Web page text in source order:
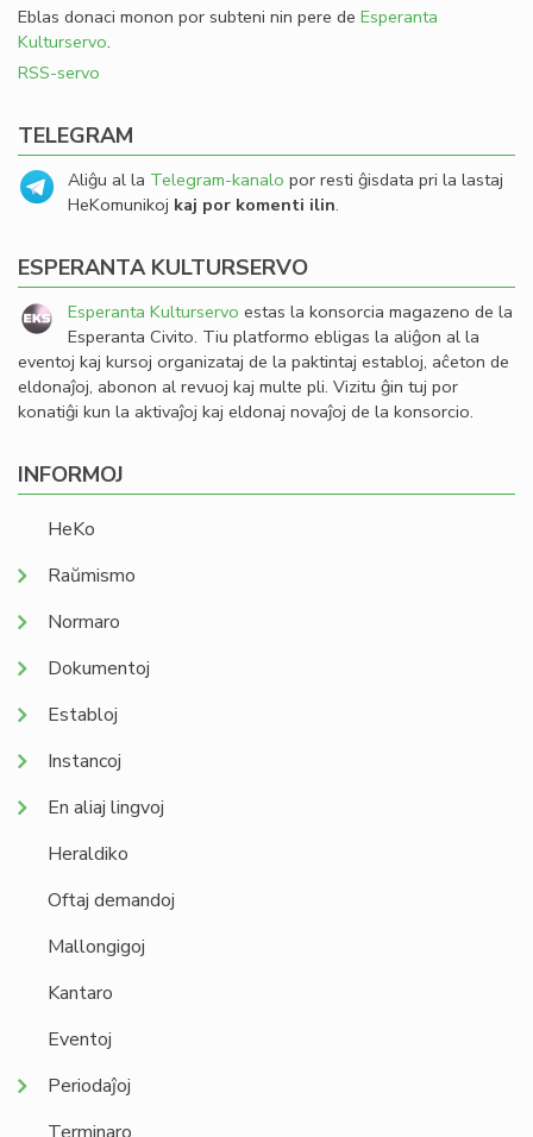
Eblas donaci monon por subteni nin pere de Esperanta
Kulturservo.
RSS-servo
TELEGRAM
Aliĝu al la Telegram-kanalo por resti ĝisdata pri la lastaj
HeKomunikoj kaj por komenti ilin.
ESPERANTA KULTURSERVO
Esperanta Kulturservo estas la konsorcia magazeno de la
Esperanta Civito. Tiu platformo ebligas la aliĝon al la
eventoj kaj kursoj organizataj de la paktintaj establoj, aĉeton de
eldonaĵoj, abonon al revuoj kaj multe pli. Vizitu ĝin tuj por
konatiĝi kun la aktivaĵoj kaj eldonaj novaĵoj de la konsorcio.
INFORMOJ
HeKo
Raŭmismo
Normaro
Dokumentoj
Establoj
Instancoj
En aliaj lingvoj
Heraldiko
Oftaj demandoj
Mallongigoj
Kantaro
Eventoj
Periodaĵoj